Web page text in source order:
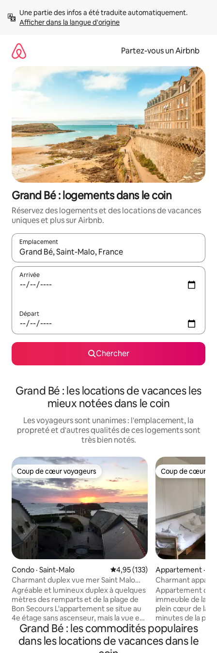
directement
Afficher dans la langue d'origine
Partez-vous un Airbnb
Grand Bé : logements dans le coin
Réservez des logements et des locations de vacances
uniques et plus sur Airbnb.
Emplacement
Quand les résultats sont affichés, parcourez-les en utilisant
Arrivée
Départ
Chercher
Grand Bé : les locations de vacances les
mieux notées dans le coin
Les voyageurs sont unanimes : l'emplacement, la
propreté et d'autres qualités de ces logements sont
très bien notés.
Coup de cœur voyageurs
Coup de cœur voyageurs
Condo · Saint-Malo Note moyenne de 4,95 sur 5,
4,95 (133)
Charmant duplex vue mer Saint Malo
Intra-Muros
Agréable et lumineux duplex à quelques
mètres des remparts et de la plage de
Bon Secours L'appartement se situe au
4e étage sans ascenseur, mais la vue en
vaut l’effort ! Oubliez votre voiture dans
un des stationnements extérieurs car
vous pourrez TOUT faire à pied. Plages,
Coup de cœur
Coup de cœur
Appartement ·
Charmant
intra-muros
Appartement de
immeuble de la
plein cœur de la
minutes de la
de
Dinard, Dinan,
commerces sont
Grand Bé : les commodités populaires
dans les locations de vacances dans le